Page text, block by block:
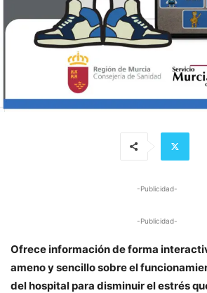
-Publicidad-
-Publicidad-
Ofrece información de forma
ameno y sencillo sobre el
del hospital para disminuir el estrés